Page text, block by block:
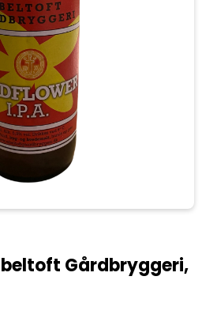
Gårdbryggeri,